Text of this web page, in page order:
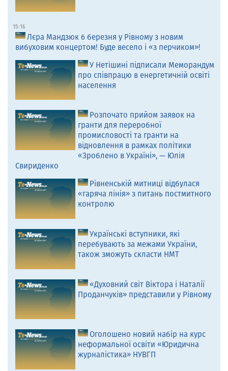
15:16
Лєра Мандзюк 6 березня у Рівному з новим
вибуховим концертом! Буде весело і «з перчиком»!
У Нетішині підписали Меморандум
про співпрацю в енергетичній освіті
населення
Розпочато прийом заявок на
гранти для переробної
промисловості та гранти на
відновлення в рамках політики
«Зроблено в Україні», — Юлія
Свириденко
Рівненській митниці відбулася
«гаряча лінія» з питань постмитного
контролю
Українські вступники, які
перебувають за межами України,
також зможуть скласти НМТ
«Духовний світ Віктора і Наталії
Проданчуків» представили у Рівному
Оголошено новий набір на курс
неформальної освіти «Юридична
журналістика» НУВГП